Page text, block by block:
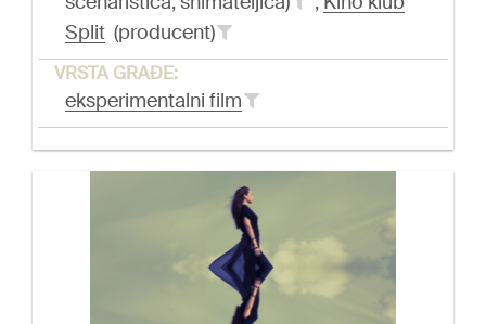
Split (producent)
VRSTA GRAĐE:
eksperimentalni film